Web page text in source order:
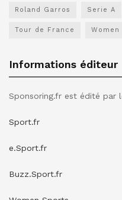
Roland Garros Serie A
Tour de France Women
Informations éditeur
Sponsoring.fr est édité par
Sport.fr
e.Sport.fr
Buzz.Sport.fr